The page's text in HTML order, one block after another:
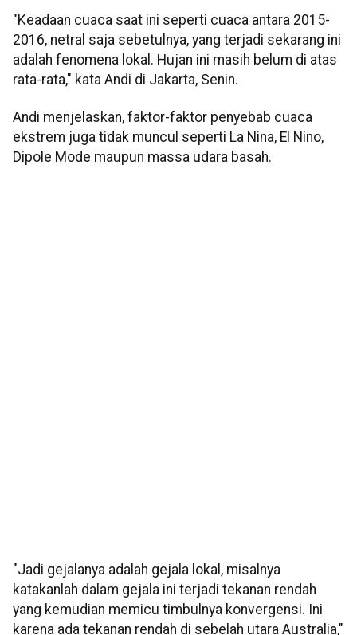
"Keadaan cuaca saat ini seperti cuaca antara 2015-
2016, netral saja sebetulnya, yang terjadi sekarang ini
adalah fenomena lokal. Hujan ini masih belum di atas
rata-rata," kata Andi di Jakarta, Senin.
Andi menjelaskan, faktor-faktor penyebab cuaca
ekstrem juga tidak muncul seperti La Nina, El Nino,
Dipole Mode maupun massa udara basah.
"Jadi gejalanya adalah gejala lokal, misalnya
katakanlah dalam gejala ini terjadi tekanan rendah
yang kemudian memicu timbulnya konvergensi. Ini
karena ada tekanan rendah di sebelah utara Australia,"